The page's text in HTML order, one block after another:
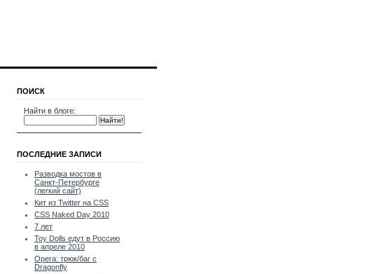
ПОИСК
Найти в блоге:
ПОСЛЕДНИЕ ЗАПИСИ
Разводка мостов в
Санкт-Петербурге
(легкий сайт)
Кит из Twitter на CSS
CSS Naked Day 2010
7 лет
Toy Dolls едут в Россию
в апреле 2010
Opera: трюк/баг с
Dragonfly